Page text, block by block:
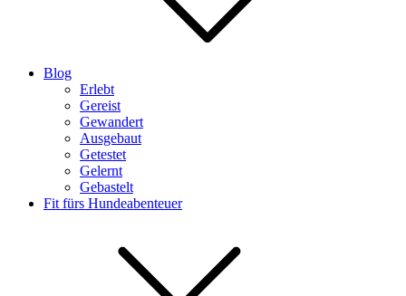
Blog
Erlebt
Gereist
Gewandert
Ausgebaut
Getestet
Gelernt
Gebastelt
Fit fürs Hundeabenteuer